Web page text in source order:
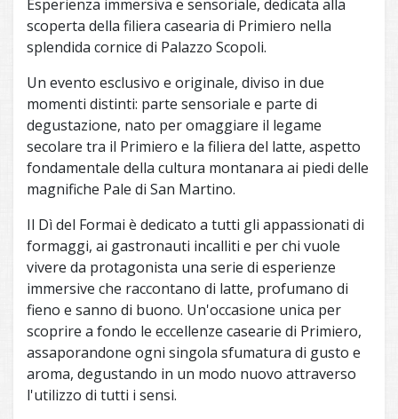
Esperienza immersiva e sensoriale, dedicata alla
scoperta della filiera casearia di Primiero nella
splendida cornice di Palazzo Scopoli.
Un evento esclusivo e originale, diviso in due
momenti distinti: parte sensoriale e parte di
degustazione, nato per omaggiare il legame
secolare tra il Primiero e la filiera del latte, aspetto
fondamentale della cultura montanara ai piedi delle
magnifiche Pale di San Martino.
Il Dì del Formai è dedicato a tutti gli appassionati di
formaggi, ai gastronauti incalliti e per chi vuole
vivere da protagonista una serie di esperienze
immersive che raccontano di latte, profumano di
fieno e sanno di buono. Un'occasione unica per
scoprire a fondo le eccellenze casearie di Primiero,
assaporandone ogni singola sfumatura di gusto e
aroma, degustando in un modo nuovo attraverso
l'utilizzo di tutti i sensi.